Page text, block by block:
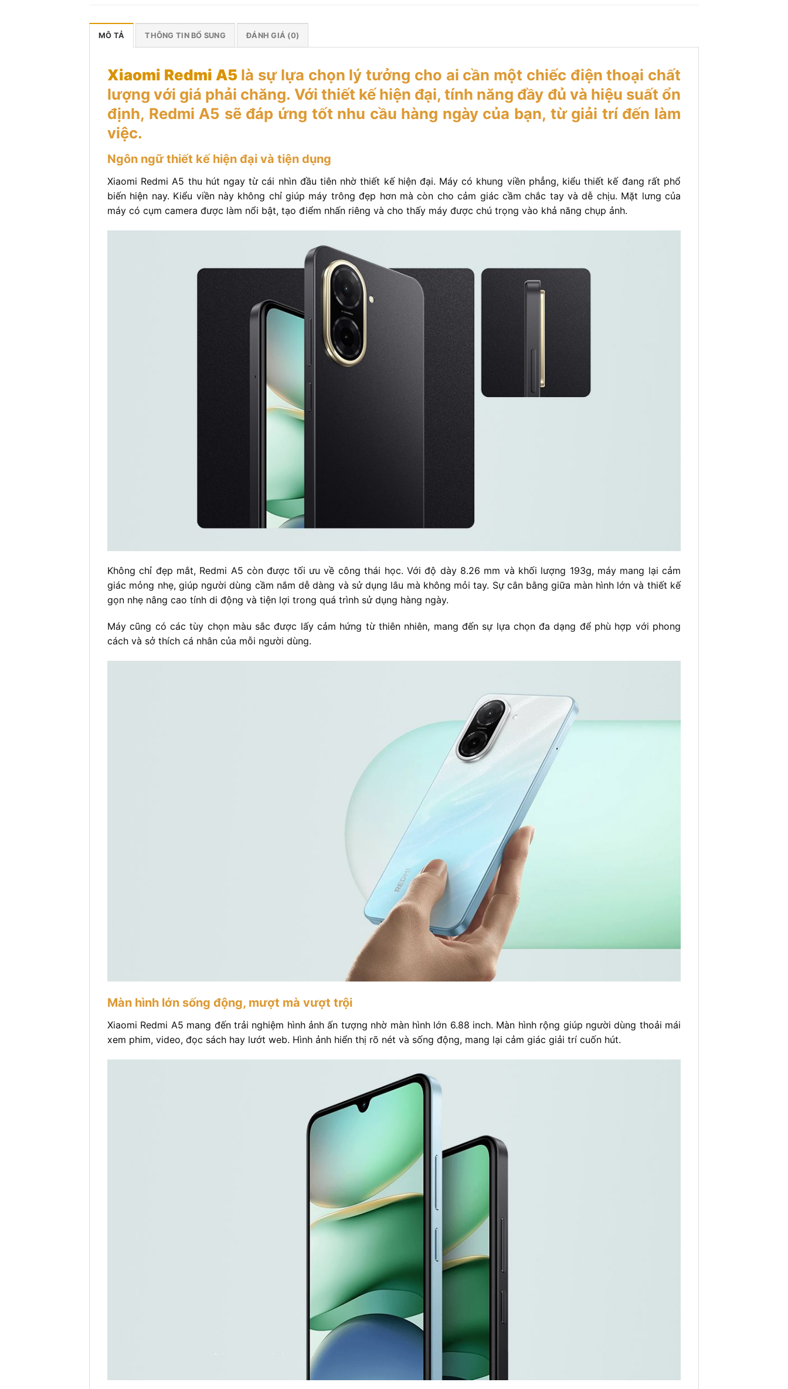
MÔ TẢ THÔNG TIN BỔ SUNG ĐÁNH GIÁ (0)
Xiaomi Redmi A5là sự lựa chọn lý tưởng cho ai cần một chiếc điện thoại chất
lượng với giá phải chăng. Với thiết kế hiện đại, tính năng đầy đủ và hiệu suất ổn
định, Redmi A5 sẽ đáp ứng tốt nhu cầu hàng ngày của bạn, từ giải trí đến làm
việc.
Ngôn ngữ thiết kế hiện đại và tiện dụng
Xiaomi Redmi A5 thu hút ngay từ cái nhìn đầu tiên nhờ thiết kế hiện đại. Máy có khung viền phẳng, kiểu thiết kế đang rất phổ
biến hiện nay. Kiểu viền này không chỉ giúp máy trông đẹp hơn mà còn cho cảm giác cầm chắc tay và dễ chịu. Mặt lưng của
máy có cụm camera được làm nổi bật, tạo điểm nhấn riêng và cho thấy máy được chú trọng vào khả năng chụp ảnh.
Không chỉ đẹp mắt, Redmi A5 còn được tối ưu về công thái học. Với độ dày 8.26 mm và khối lượng 193g, máy mang lại cảm
giác mỏng nhẹ, giúp người dùng cầm nắm dễ dàng và sử dụng lâu mà không mỏi tay. Sự cân bằng giữa màn hình lớn và thiết kế
gọn nhẹ nâng cao tính di động và tiện lợi trong quá trình sử dụng hàng ngày.
Máy cũng có các tùy chọn màu sắc được lấy cảm hứng từ thiên nhiên, mang đến sự lựa chọn đa dạng để phù hợp với phong
cách và sở thích cá nhân của mỗi người dùng.
Màn hình lớn sống động, mượt mà vượt trội
Xiaomi Redmi A5 mang đến trải nghiệm hình ảnh ấn tượng nhờ màn hình lớn 6.88 inch. Màn hình rộng giúp người dùng thoải mái
xem phim, video, đọc sách hay lướt web. Hình ảnh hiển thị rõ nét và sống động, mang lại cảm giác giải trí cuốn hút.